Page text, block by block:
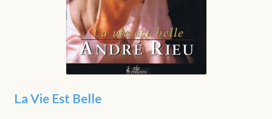
La Vie Est Belle